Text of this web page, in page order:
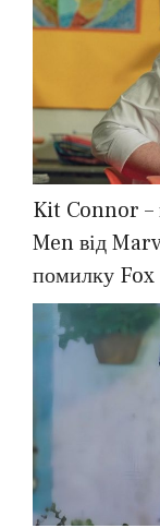
Kit Connor –
Men від
помилку Fox